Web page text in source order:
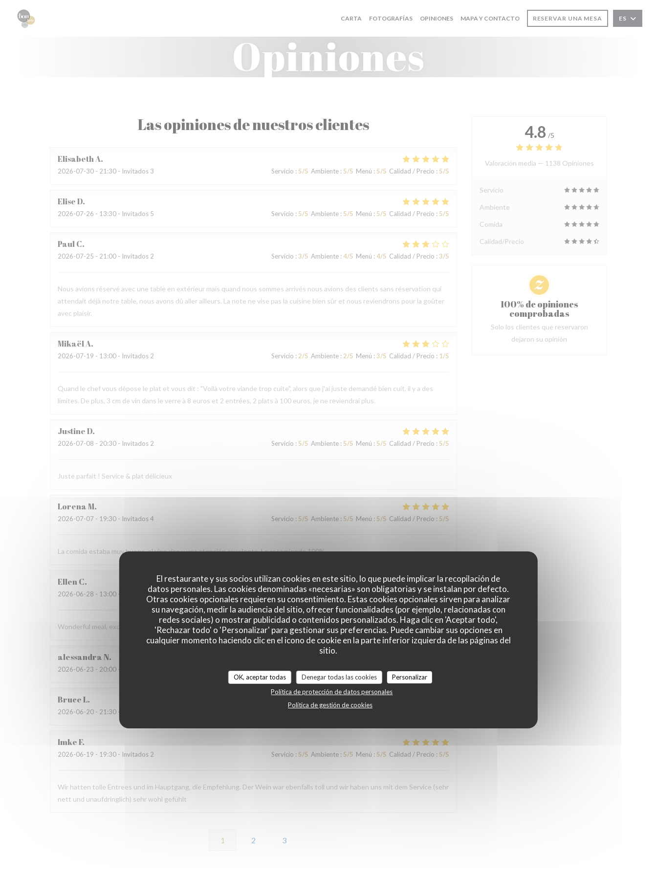
El restaurante y sus socios utilizan cookies en este sitio, lo que puede implicar la recopilación de
datos personales. Las cookies denominadas «necesarias» son obligatorias y se instalan por defecto.
Otras cookies opcionales requieren su consentimiento. Estas cookies opcionales sirven para analizar
su navegación, medir la audiencia del sitio, ofrecer funcionalidades (por ejemplo, relacionadas con
redes sociales) o mostrar publicidad o contenidos personalizados. Haga clic en 'Aceptar todo',
'Rechazar todo' o 'Personalizar' para gestionar sus preferencias. Puede cambiar sus opciones en
cualquier momento haciendo clic en el icono de cookie en la parte inferior izquierda de las páginas del
sitio.
OK, aceptar todas Denegar todas las cookies
Personalizar
Política de protección de datos personales
Política de gestión de cookies
CARTA FOTOGRAFÍAS OPINIONES MAPA Y CONTACTO RESERVAR UNA MESA ES
Opiniones
Las opiniones de nuestros clientes
ElisabethA
2026-07-30 - 21:30 - Invitados 3 Servicio : 5/5 Ambiente: 5/5 Menú : 5/5 Calidad / Precio : 5/5
EliseD
2026-07-26 - 13:30 - Invitados 5 Servicio : 5/5 Ambiente: 5/5 Menú : 5/5 Calidad / Precio : 5/5
PaulC
2026-07-25 - 21:00 - Invitados 2 Servicio : 3/5 Ambiente: 4/5 Menú : 4/5 Calidad / Precio : 3/5
Nous avions réservé avec une table en extérieur mais quand nous sommes arrivés nous avions des clients sans réservation qui
attendait déjà notre table, nous avons dû aller ailleurs. La note ne vise pas la cuisine bien sûr et nous reviendrons pour la goûter
avec plaisir.
MikaëlA
2026-07-19 - 13:00 - Invitados 2 Servicio : 2/5 Ambiente: 2/5 Menú : 3/5 Calidad / Precio : 1/5
Quand le chef vous dépose le plat et vous dit : "Voilà votre viande trop cuite", alors que j'ai juste demandé bien cuit, il y a des
limites. De plus, 3 cm de vin dans le verre à 8 euros et 2 entrées, 2 plats à 100 euros, je ne reviendrai plus.
JustineD
2026-07-08 - 20:30 - Invitados 2 Servicio : 5/5 Ambiente: 5/5 Menú : 5/5 Calidad / Precio : 5/5
Juste parfait ! Service & plat délicieux
LorenaM
2026-07-07 - 19:30 - Invitados 4 Servicio : 5/5 Ambiente: 5/5 Menú : 5/5 Calidad / Precio : 5/5
La comida estaba muy buena, el vino rico y una atención excelente. Lo recomiendo 100%.
EllenC
2026-06-28 - 13:00 - Invitados 4 Servicio:5/5 Ambiente: 5/5 Menú : 5/5 Calidad / Precio: 5/5
Wonderful meal, excellent service, and a beautiful environment. We will definitely be back!
alessandra N
2026-06-23 - 20:00 - Invitados 4 Servicio 5/5 Ambiente:4/5 Menú:5/5
BruceL
2026-06-20 - 21:30 - Invitados 2
ImkeF
2026-06-19 - 19:30 - Invitados 2 Servicio : 5/5 Ambiente: 5/5 Menú : 5/5 Calidad / Precio : 5/5
Wir hatten tolle Entrees und im Hauptgang, die Empfehlung. Der Wein war ebenfalls toll und wir haben uns mit dem Service (sehr
nett und unaufdringlich) sehr wohl gefühlt
1 2 3
4.8 /5
Valoración media — 1138 Opiniones
Servicio
Ambiente
Comida
Calidad/Precio
100% de opiniones
comprobadas
Solo los clientes que reservaron
dejaron su opinión